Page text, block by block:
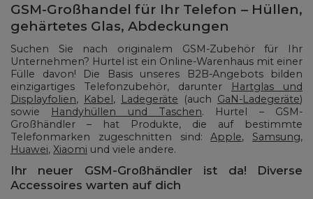
GSM-Großhandel für Ihr Telefon – Hüllen,
gehärtetes Glas, Abdeckungen
Suchen Sie nach originalem GSM-Zubehör für Ihr
Unternehmen? Hurtel ist ein Online-Warenhaus mit einer
Fülle davon! Die Basis unseres B2B-Angebots bilden
einzigartiges Telefonzubehör, darunter
Hartglas und
Displayfolien, Kabel, Ladegeräte (auch GaN-Ladegeräte)
sowie Handyhüllen und Taschen. Hurtel – GSM-
Großhändler – hat Produkte, die auf bestimmte
Telefonmarken zugeschnitten sind:Apple, Samsung,
Huawei, Xiaomi und viele andere.
Ihr neuer GSM-Großhändler ist da! Diverse
Accessoires warten auf dich